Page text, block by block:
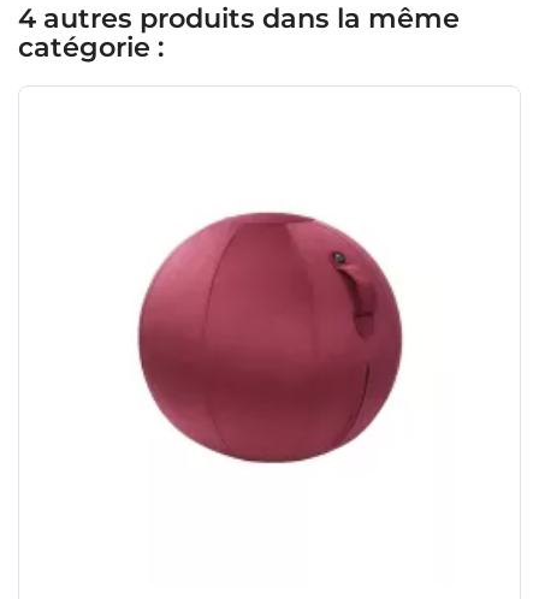
4 autres produits dans la même
catégorie :